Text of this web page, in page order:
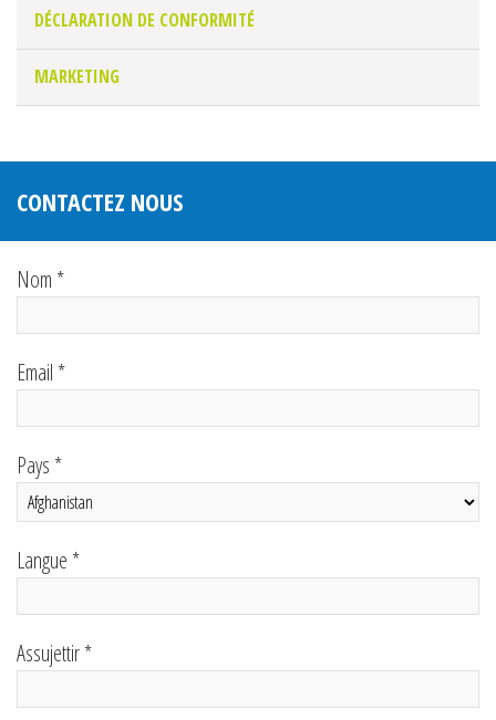
DÉCLARATION DE CONFORMITÉ
MARKETING
CONTACTEZ NOUS
Nom *
Email *
Pays *
Langue *
Assujettir *